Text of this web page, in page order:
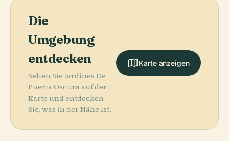
Die
Umgebung
entdecken
Sehen Sie Jardines De
Puerta Oscura auf der
Karte und entdecken
Sie, was in der Nähe ist.
Karte anzeigen